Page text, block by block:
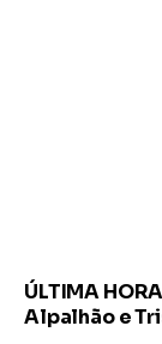
ÚLTIMA
Alpalhão e